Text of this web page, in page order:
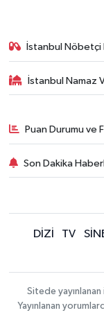
İstanbul Nöbetçi
İstanbul Namaz
Puan Durumu ve
Son Dakika
DİZİ TV
Sitede
Yayınlanan